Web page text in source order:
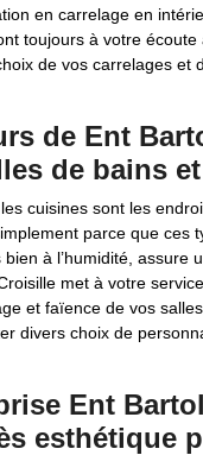
en carrelage en
toujours à votre
de vos carrelages
de Ent
de bains
cuisines sont les
parce que
à l’humidité,
met à votre
et faïence de vos
divers choix de
Ent
esthétique